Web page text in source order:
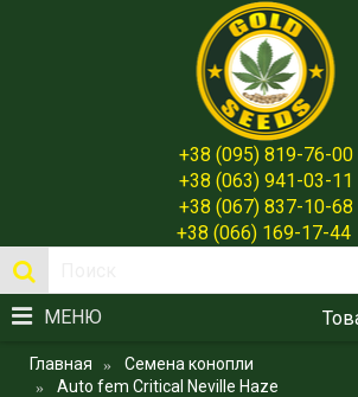
+38 (095) 819-76-00
+38 (063) 941-03-11
+38 (067) 837-10-68
+38 (066) 169-17-44
МЕНЮ
Главная
Семена конопли
Auto fem Critical Neville Haze